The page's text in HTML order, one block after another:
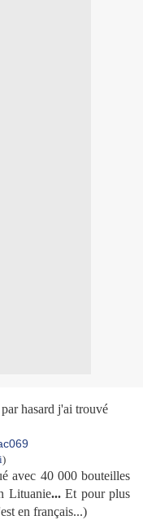
hasard j'ai trouvé
)
avec 40 000 bouteilles
Lituanie...Et pour plus
en français...)